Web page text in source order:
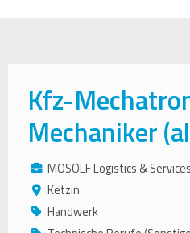
Kfz-
Mechaniker
MOSOLF Logistics &
Ketzin
Handwerk